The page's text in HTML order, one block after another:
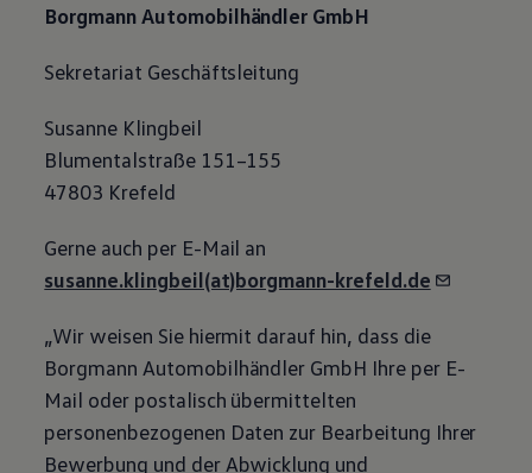
Borgmann Automobilhändler GmbH
Sekretariat Geschäftsleitung
Susanne Klingbeil
Blumentalstraße 151–155
47803 Krefeld
Gerne auch per E-Mail an
susanne.klingbeil(at)borgmann-krefeld.de
„Wir weisen Sie hiermit darauf hin, dass die
Borgmann Automobilhändler GmbH Ihre per E-
Mail oder postalisch übermittelten
personenbezogenen Daten zur Bearbeitung Ihrer
Bewerbung und der Abwicklung und